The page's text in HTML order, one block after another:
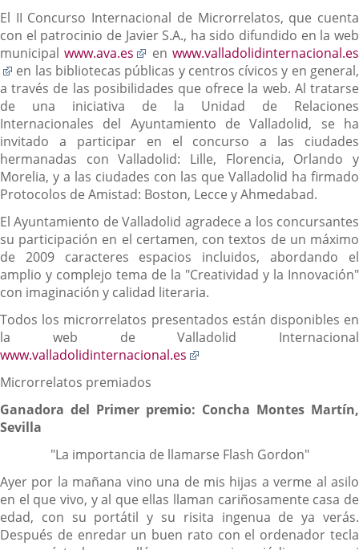
El II Concurso Internacional de Microrrelatos, que cuenta
con el patrocinio de Javier S.A., ha sido difundido en la web
municipalwww.ava.es
Enlace
a
una
aplicación
externa.
enwww.valladolidinternacional.es
Enlace
a
una
aplicación
externa.
en las bibliotecas públicas y centros cívicos y en general,
a través de las posibilidades que ofrece la web. Al tratarse
de una iniciativa de la Unidad de Relaciones
Internacionales del Ayuntamiento de Valladolid, se ha
invitado a participar en el concurso a las ciudades
hermanadas con Valladolid: Lille, Florencia, Orlando y
Morelia, y a las ciudades con las que Valladolid ha firmado
Protocolos de Amistad: Boston, Lecce y Ahmedabad.
El Ayuntamiento de Valladolid agradece a los concursantes
su participación en el certamen, con textos de un máximo
de 2009 caracteres espacios incluidos, abordando el
amplio y complejo tema de la "Creatividad y la Innovación"
con imaginación y calidad literaria.
Todos los microrrelatos presentados están disponibles en
la web de Valladolid Internacional
www.valladolidinternacional.es
aplicación
Microrrelatos premiados
Ganadora del Primer premio: Concha Montes Martín,
Sevilla
"La importancia de llamarse Flash Gordon"
Ayer por la mañana vino una de mis hijas a verme al asilo
en el que vivo, y al que ellas llaman cariñosamente casa de
edad, con su portátil y su risita ingenua de ya verás.
Después de enredar un buen rato con el ordenador tecla